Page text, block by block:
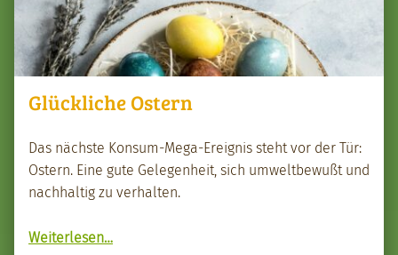
Glückliche Ostern
Das näch­ste Kon­sum-Mega-Ereig­nis ste­ht vor der Tür:
Ostern. Eine gute Gele­gen­heit, sich umwelt­be­wußt und
nach­haltig zu ver­hal­ten.
Weit­er­lesen…